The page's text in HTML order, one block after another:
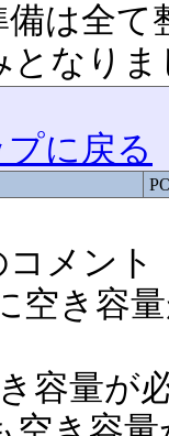
は全
となりま
に戻る
メント
空き容
容量が